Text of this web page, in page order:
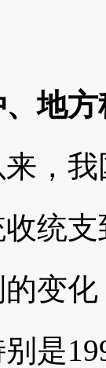
方
我
统
变
是